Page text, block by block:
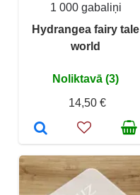
1 000 gabaliņi
Hydrangea fairy tale
world
Noliktavā (3)
14,50 €